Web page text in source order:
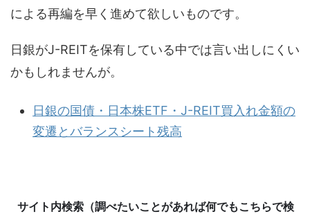
による再編を早く進めて欲しいものです。
日銀がJ-REITを保有している中では言い出しにくい
かもしれませんが。
日銀の国債・日本株ETF・J-REIT買入れ金額の
変遷とバランスシート残高
サイト内検索（調べたいことがあれば何でもこちらで検